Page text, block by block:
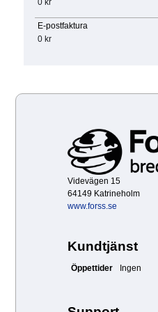
0 kr
E-postfaktura
0 kr
Videvägen 15
64149 Katrineholm
www.forss.se
Kundtjänst
Öppettider Ingen